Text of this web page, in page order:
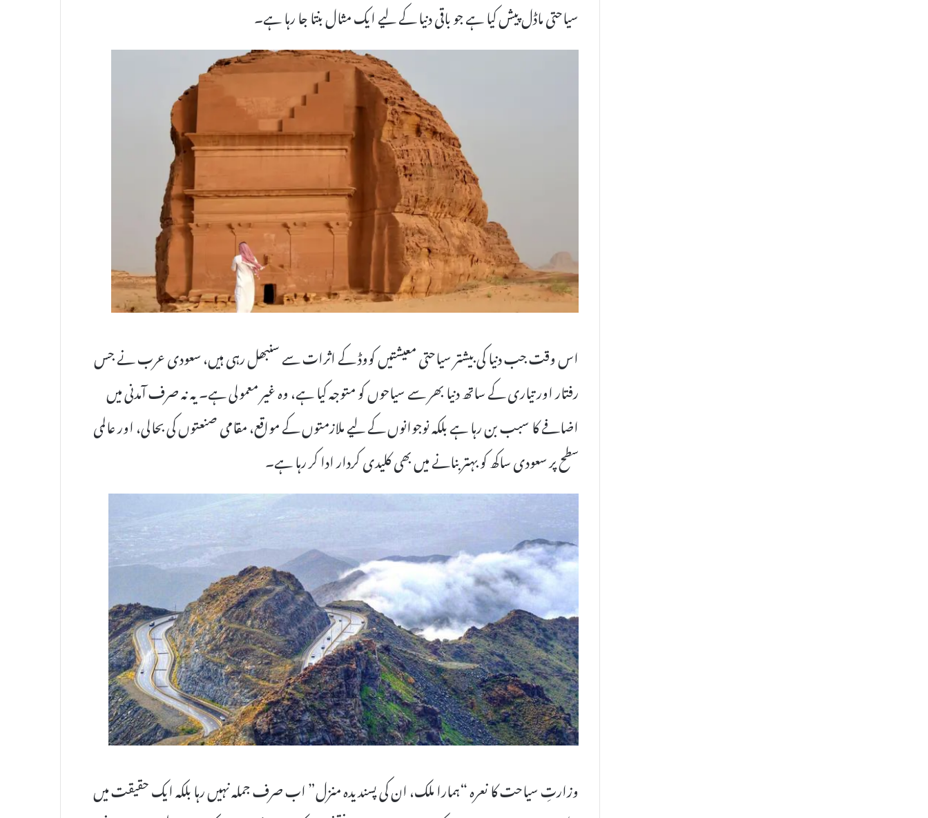
سیاحتی ماڈل پیش کیا ہے جو باقی دنیا کے لیے ایک مثال بنتا جا رہا ہے۔
اس وقت جب دنیا کی بیشتر سیاحتی معیشتیں کووڈ کے اثرات سے سنبھل رہی ہیں، سعودی عرب نے جس
رفتار اور تیاری کے ساتھ دنیا بھر سے سیاحوں کو متوجہ کیا ہے، وہ غیر معمولی ہے۔ یہ نہ صرف آمدنی میں
اضافے کا سبب بن رہا ہے بلکہ نوجوانوں کے لیے ملازمتوں کے مواقع، مقامی صنعتوں کی بحالی، اور عالمی
سطح پر سعودی ساکھ کو بہتر بنانے میں بھی کلیدی کردار ادا کر رہا ہے۔
وزارتِ سیاحت کا نعرہ “ہمارا ملک، ان کی پسندیدہ منزل” اب صرف جملہ نہیں رہا بلکہ ایک حقیقت میں